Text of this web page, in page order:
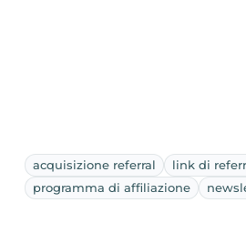
acquisizione referral
link di
programma di affiliazione